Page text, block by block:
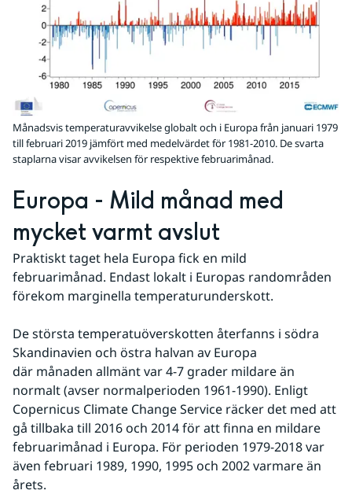
Månadsvis temperaturavvikelse globalt och i Europa från januari 1979
till februari 2019 jämfört med medelvärdet för 1981-2010. De svarta
staplarna visar avvikelsen för respektive februarimånad.
Europa - Mild månad med
mycket varmt avslut
Praktiskt taget hela Europa fick en mild
februarimånad. Endast lokalt i Europas randområden
förekom marginella temperaturunderskott.
De största temperatuöverskotten återfanns i södra
Skandinavien och östra halvan av Europa
där månaden allmänt var 4-7 grader mildare än
normalt (avser normalperioden 1961-1990). Enligt
Copernicus Climate Change Service räcker det med att
gå tillbaka till 2016 och 2014 för att finna en mildare
februarimånad i Europa. För perioden 1979-2018 var
även februari 1989, 1990, 1995 och 2002 varmare än
årets.